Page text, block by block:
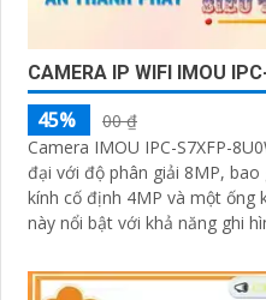
CAMERA IP WIFI IMOU
45%
00 ₫
Camera IMOU IPC-S7XFP-
đại với độ phân giải 8MP,
kính cố định 4MP và một ống kính
này nổi bật với khả năng ghi